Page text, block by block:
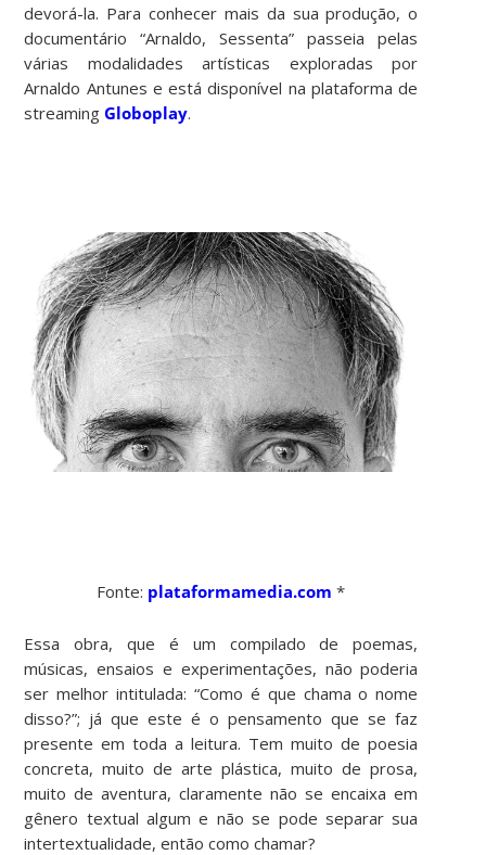
devorá-la. Para conhecer mais da sua produção, o
documentário “Arnaldo, Sessenta” passeia pelas
várias modalidades artísticas exploradas por
Arnaldo Antunes e está disponível na plataforma de
streamingGloboplay.
Fonte: plataformamedia.com *
Essa obra, que é um compilado de poemas,
músicas, ensaios e experimentações, não poderia
ser melhor intitulada: “Como é que chama o nome
disso?”; já que este é o pensamento que se faz
presente em toda a leitura. Tem muito de poesia
concreta, muito de arte plástica, muito de prosa,
muito de aventura, claramente não se encaixa em
gênero textual algum e não se pode separar sua
intertextualidade, então como chamar?